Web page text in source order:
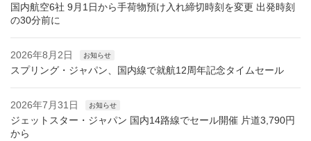
国内航空6社 9月1日から手荷物預け入れ締切時刻を変更 出発時刻
の30分前に
2026年8月2日 お知らせ
スプリング・ジャパン、国内線で就航12周年記念タイムセール
2026年7月31日 お知らせ
ジェットスター・ジャパン 国内14路線でセール開催 片道3,790円
から